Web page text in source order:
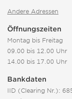
Andere Adressen
Öffnungszeiten
Montag bis Freitag
09.00 bis 12.00 Uhr
14.00 bis 17.00 Uhr
Bankdaten
IID (Clearing Nr.):